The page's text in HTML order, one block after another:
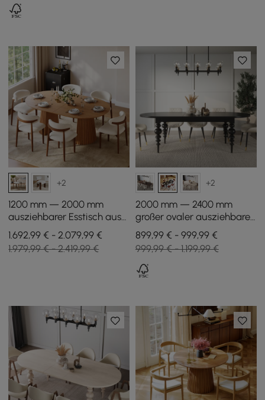
Personen
+2
1200 mm — 2000 mm
ausziehbarer Esstisch aus
Massivholz mit 6 Stühlen
1.692,99 € - 2.079,99 €
1.979,99 € - 2.419,99 €
+2
2000 mm — 2400 mm
großer ovaler ausziehbarer
Esstisch aus der Mitte des
Jahrhunderts — Schwarz
— Sitzplätze 6—10
Personen
899,99 € - 999,99 €
999,99 € - 1.199,99 €